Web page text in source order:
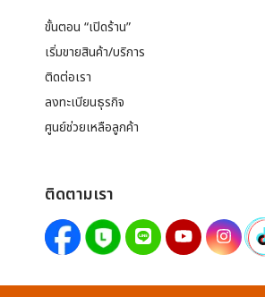
ขั้นตอน “เปิดร้าน”
เริ่มขายสินค้า/บริการ
ติดต่อเรา
ลงทะเบียนธุรกิจ
ศูนย์ช่วยเหลือลูกค้า
ติดตามเรา